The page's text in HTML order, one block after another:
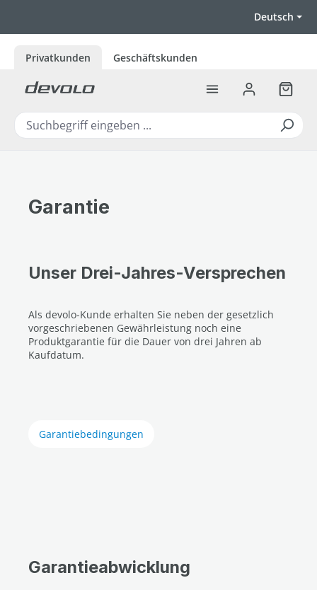
Deutsch
Privatkunden Geschäftskunden
Garantie
Unser Drei-Jahres-Versprechen
Als devolo-Kunde erhalten Sie neben der gesetzlich
vorgeschriebenen Gewährleistung noch eine
Produktgarantie für die Dauer von drei Jahren ab
Kaufdatum.
Garantiebedingungen
Garantieabwicklung